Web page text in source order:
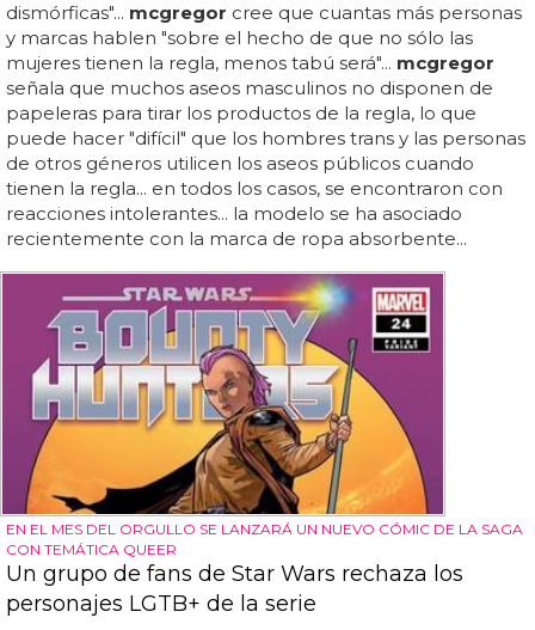
dismórficas"... mcgregor cree que cuantas más personas
y marcas hablen "sobre el hecho de que no sólo las
mujeres tienen la regla, menos tabú será"... mcgregor
señala que muchos aseos masculinos no disponen de
papeleras para tirar los productos de la regla, lo que
puede hacer "difícil" que los hombres trans y las personas
de otros géneros utilicen los aseos públicos cuando
tienen la regla... en todos los casos, se encontraron con
reacciones intolerantes... la modelo se ha asociado
recientemente con la marca de ropa absorbente...
EN EL MES DEL ORGULLO SE LANZARÁ UN NUEVO CÓMIC DE LA SAGA
CON TEMÁTICA QUEER
Un grupo de fans de Star Wars rechaza los
personajes LGTB+ de la serie